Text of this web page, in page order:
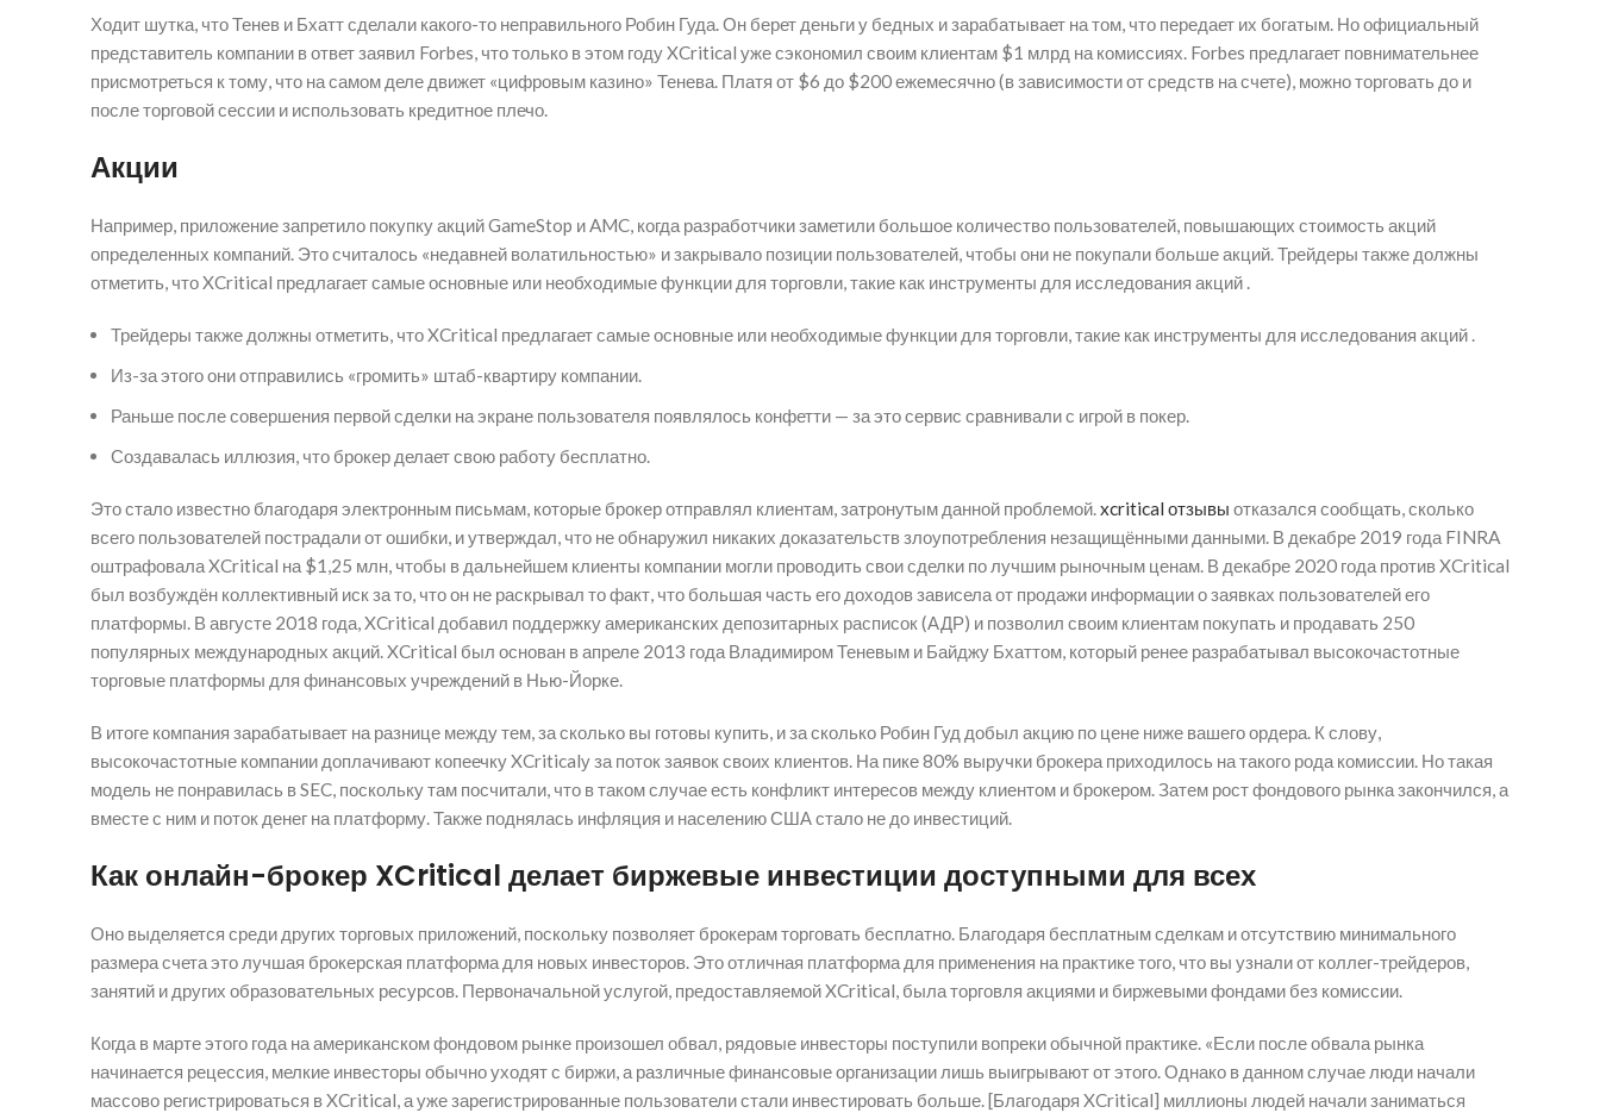
Ходит шутка, что Тенев и Бхатт сделали какого-то неправильного Робин Гуда. Он берет деньги у бедных и зарабатывает на том, что передает их богатым. Но официальный
представитель компании в ответ заявил Forbes, что только в этом году XCritical уже сэкономил своим клиентам $1 млрд на комиссиях. Forbes предлагает повнимательнее
присмотреться к тому, что на самом деле движет «цифровым казино» Тенева. Платя от $6 до $200 ежемесячно (в зависимости от средств на счете), можно торговать до и
после торговой сессии и использовать кредитное плечо.
Акции
Например, приложение запретило покупку акций GameStop и AMC, когда разработчики заметили большое количество пользователей, повышающих стоимость акций
определенных компаний. Это считалось «недавней волатильностью» и закрывало позиции пользователей, чтобы они не покупали больше акций. Трейдеры также должны
отметить, что XCritical предлагает самые основные или необходимые функции для торговли, такие как инструменты для исследования акций .
Трейдеры также должны отметить, что XCritical предлагает самые основные или необходимые функции для торговли, такие как инструменты для исследования акций .
Из-за этого они отправились «громить» штаб-квартиру компании.
Раньше после совершения первой сделки на экране пользователя появлялось конфетти — за это сервис сравнивали с игрой в покер.
Создавалась иллюзия, что брокер делает свою работу бесплатно.
Это стало известно благодаря электронным письмам, которые брокер отправлял клиентам, затронутым данной проблемой.xcritical отзывы отказался сообщать, сколько
всего пользователей пострадали от ошибки, и утверждал, что не обнаружил никаких доказательств злоупотребления незащищёнными данными. В декабре 2019 года FINRA
оштрафовала XCritical на $1,25 млн, чтобы в дальнейшем клиенты компании могли проводить свои сделки по лучшим рыночным ценам. В декабре 2020 года против XCritical
был возбуждён коллективный иск за то, что он не раскрывал то факт, что большая часть его доходов зависела от продажи информации о заявках пользователей его
платформы. В августе 2018 года, XCritical добавил поддержку американских депозитарных расписок (АДР) и позволил своим клиентам покупать и продавать 250
популярных международных акций. XCritical был основан в апреле 2013 года Владимиром Теневым и Байджу Бхаттом, который ренее разрабатывал высокочастотные
торговые платформы для финансовых учреждений в Нью-Йорке.
В итоге компания зарабатывает на разнице между тем, за сколько вы готовы купить, и за сколько Робин Гуд добыл акцию по цене ниже вашего ордера. К слову,
высокочастотные компании доплачивают копеечку XCriticalу за поток заявок своих клиентов. На пике 80% выручки брокера приходилось на такого рода комиссии. Но такая
модель не понравилась в SEC, поскольку там посчитали, что в таком случае есть конфликт интересов между клиентом и брокером. Затем рост фондового рынка закончился, а
вместе с ним и поток денег на платформу. Также поднялась инфляция и населению США стало не до инвестиций.
Как онлайн-брокер XCritical делает биржевые инвестиции доступными для всех
Оно выделяется среди других торговых приложений, поскольку позволяет брокерам торговать бесплатно. Благодаря бесплатным сделкам и отсутствию минимального
размера счета это лучшая брокерская платформа для новых инвесторов. Это отличная платформа для применения на практике того, что вы узнали от коллег-трейдеров,
занятий и других образовательных ресурсов. Первоначальной услугой, предоставляемой XCritical, была торговля акциями и биржевыми фондами без комиссии.
Когда в марте этого года на американском фондовом рынке произошел обвал, рядовые инвесторы поступили вопреки обычной практике. «Если после обвала рынка
начинается рецессия, мелкие инвесторы обычно уходят с биржи, а различные финансовые организации лишь выигрывают от этого. Однако в данном случае люди начали
массово регистрироваться в XCritical, а уже зарегистрированные пользователи стали инвестировать больше. [Благодаря XCritical] миллионы людей начали заниматься